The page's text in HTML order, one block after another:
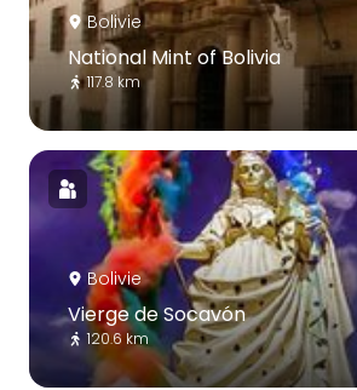
Bolivie
National Mint of Bolivia
117.8 km
Bolivie
Vierge de Socavón
120.6 km